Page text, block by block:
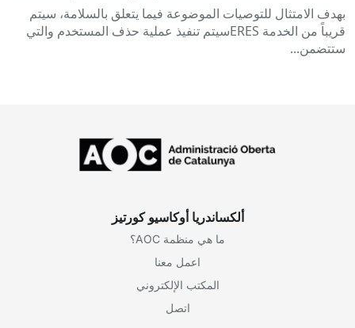
بهدف الامتثال للتوصيات الموضوعة فيما يتعلق بالسلامة، سيتم
قريباً من الخدمة ERESسيتم تنفيذ عملية حذف المستخدم والتي
ستتضمن...
ألكساندريا أوكاسيو كورتيز
ما هي منظمة AOC؟
اعمل معنا
المكتب الإلكتروني
اتصل